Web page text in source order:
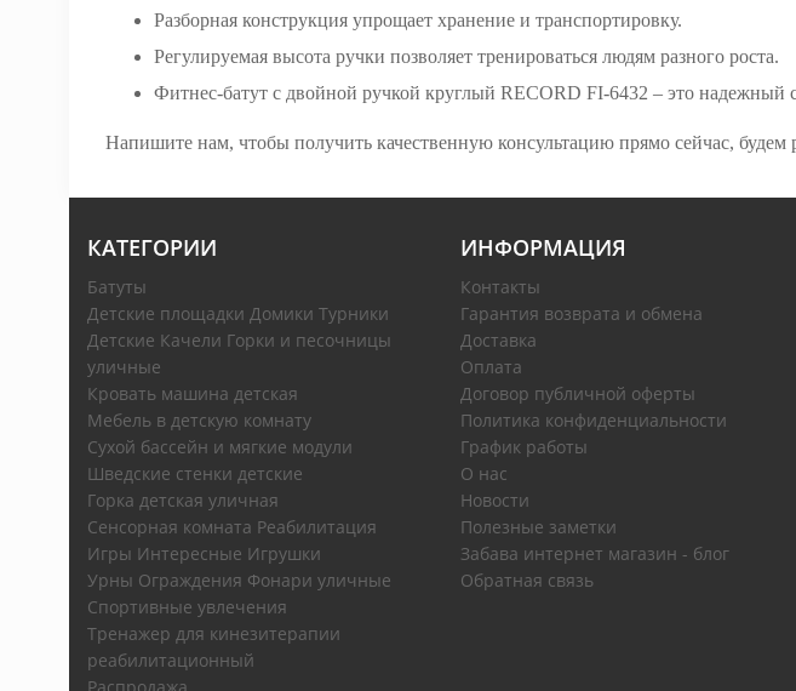
Разборная конструкция упрощает хранение и транспортировку.
Регулируемая высота ручки позволяет тренироваться людям разного роста.
Фитнес-батут с двойной ручкой круглый RECORD FI-6432 – это надежный
Напишите нам, чтобы получить качественную консультацию прямо сейчас,
КАТЕГОРИИ
Батуты
Детские площадки Домики Турники
Детские Качели Горки и песочницы
уличные
Кровать машина детская
Мебель в детскую комнату
Сухой бассейн и мягкие модули
Шведские стенки детские
Горка детская уличная
Сенсорная комната Реабилитация
Игры Интересные Игрушки
Урны Ограждения Фонари уличные
Спортивные увлечения
Тренажер для кинезитерапии
реабилитационный
ИНФОРМАЦИЯ
Контакты
Гарантия возврата и обмена
Доставка
Оплата
Договор публичной оферты
Политика конфиденциальности
График работы
О нас
Новости
Полезные заметки
Забава интернет магазин - блог
Обратная связь